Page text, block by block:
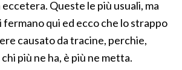
Queste le più usuali, ma
fermano qui ed ecco che lo strappo
causato da tracine, perchie,
più ne ha, è più ne metta.